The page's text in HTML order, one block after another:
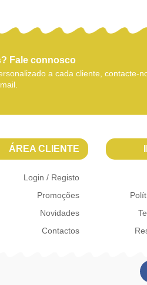
Fale connosco
a cada cliente, contacte-
ÁREA CLIENTE
Login / Registo
Promoções
Novidades
Contactos